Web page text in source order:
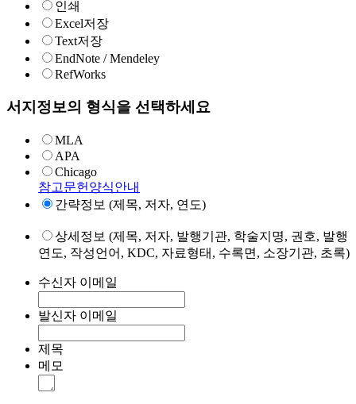
인쇄
Excel저장
Text저장
EndNote / Mendeley
RefWorks
서지정보의 형식을 선택하세요
MLA
APA
Chicago
참고문헌양식안내
간략정보 (제목, 저자, 연도)
상세정보 (제목, 저자, 발행기관, 학술지명, 권호, 발행
연도, 작성언어, KDC, 자료형태, 수록면, 소장기관, 초록)
수신자 이메일
발신자 이메일
제목
메모